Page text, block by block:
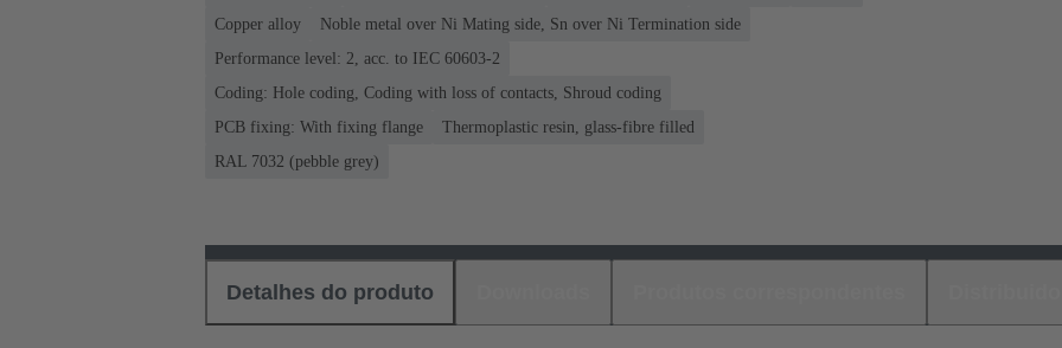
Copper alloy
Noble metal over Ni Mating side, Sn over Ni Termination side
Performance level: 2, acc. to IEC 60603-2
Coding: Hole coding, Coding with loss of contacts, Shroud coding
PCB fixing: With fixing flange
Thermoplastic resin, glass-fibre filled
RAL 7032 (pebble grey)
Detalhes do produto